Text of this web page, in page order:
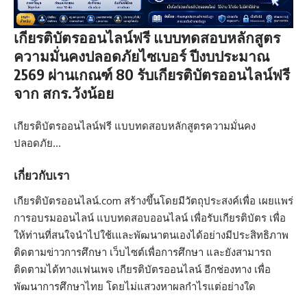
เกียรติบัตรออนไลน์ฟรี แบบทดสอบหลักสูตร
ความมั่นคงปลอดภัยไซเบอร์ ปีงบประมาณ
2569 ผ่านเกณฑ์ 80 รับเกียรติบัตรออนไลน์ฟรี
จาก สกร.วังน้อย
เกียรติบัตรออนไลน์ฟรี แบบทดสอบหลักสูตรความมั่นคง
ปลอดภัย…
เกี่ยวกับเรา
เกียรติบัตรออนไลน์.com สร้างขึ้นโดยมีวัตถุประสงค์เพื่อ เผยแพร่
การอบรมออนไลน์ แบบทดสอบออนไลน์ เพื่อรับเกียรติบัตร เพื่อ
ให้ท่านที่สนใจนำไปใช้เและพัฒนาตนเองได้อย่างมีประสิทธิภาพ
ติดตามข่าวการศึกษา เว็บไซต์เพื่อการศึกษา และยังสามารถ
ติดตามได้ทางแฟนเพจ เกียรติบัตรออนไลน์ อีกช่องทาง เพื่อ
พัฒนาการศึกษาไทย โดยไม่แสวงหาผลกำไรแต่อย่างใด